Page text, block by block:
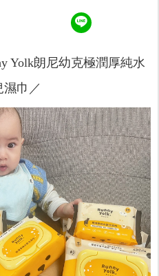
Yolk朗尼幼克極潤厚純水
濕巾／